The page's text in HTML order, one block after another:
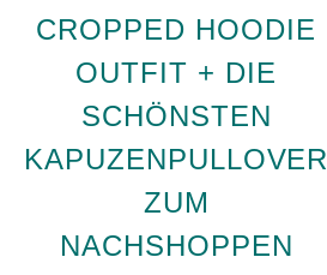
CROPPED HOODIE
OUTFIT + DIE
SCHÖNSTEN
KAPUZENPULLOVER
ZUM
NACHSHOPPEN